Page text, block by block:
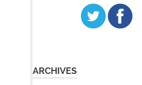
ARCHIVES